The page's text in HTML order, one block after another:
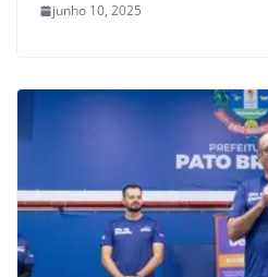
junho 10, 2025